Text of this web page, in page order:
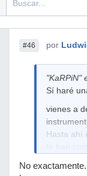
#46 por
"KaRPiN"
Sí haré
vienes a
Hasta ahí
te han
lo que en
No